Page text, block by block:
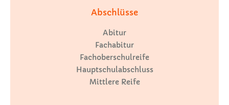
Abschlüsse
Abitur
Fachabitur
Fachoberschulreife
Hauptschulabschluss
Mittlere Reife